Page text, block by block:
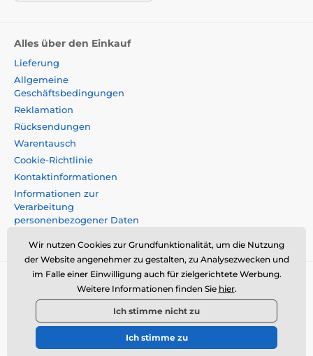
Alles über den Einkauf
Lieferung
Allgemeine
Geschäftsbedingungen
Reklamation
Rücksendungen
Warentausch
Cookie-Richtlinie
Kontaktinformationen
Informationen zur
Verarbeitung
personenbezogener Daten
Momanio s.r.o., Okružní 361/14, 74718, Píšt',
Tschechische Republik, VAT: CZ09604707,
info@momanio.at
© 2026 www.momanio.at ⦁ Sie hat einen E-Shop erstellt
Wir nutzen Cookies zur Grundfunktionalität, um die Nutzung
der Website angenehmer zu gestalten, zu Analysezwecken und
im Falle einer Einwilligung auch für zielgerichtete Werbung.
Weitere Informationen finden Sie hier.
Ich stimme nicht zu
Ich stimme zu